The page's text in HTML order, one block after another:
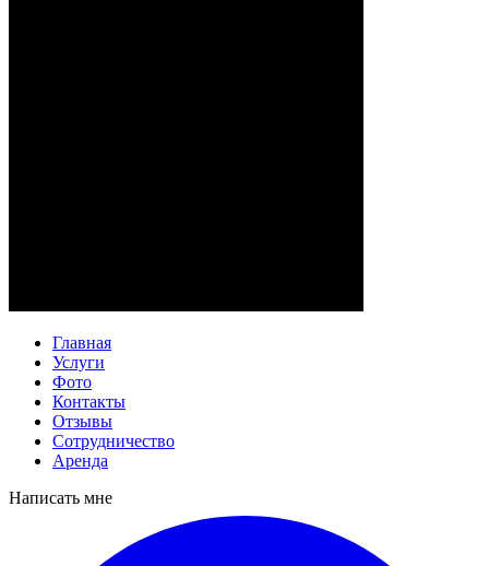
Главная
Услуги
Фото
Контакты
Отзывы
Сотрудничество
Аренда
Написать мне